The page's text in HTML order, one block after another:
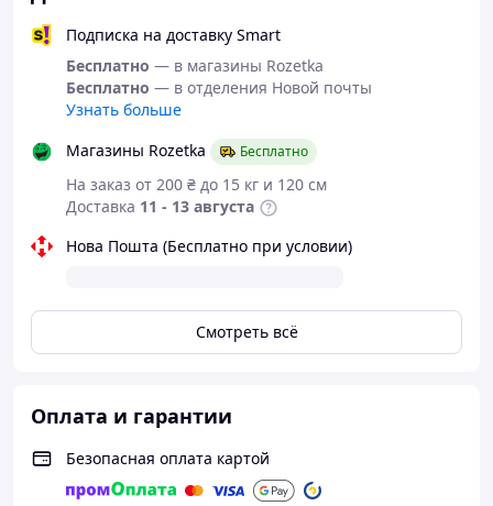
Силиконовые стекини - маленькая деталь, которая
делает образ безупречным ✨
Подписка на доставку Smart
Бесплатно — в магазины Rozetka
Бесплатно — в отделения Новой почты
Узнать больше
Магазины Rozetka
Бесплатно
На заказ от 200 ₴ до 15 кг и 120 см
Доставка 11 - 13 августа
Нова Пошта (Бесплатно при условии)
Смотреть всё
Оплата и гарантии
Безопасная оплата картой